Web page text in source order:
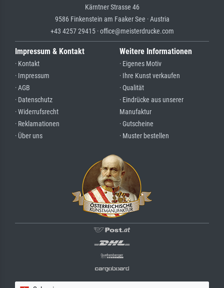
Kärntner Strasse 46
9586 Finkenstein am Faaker See · Austria
+43 4257 29415 · office@meisterdrucke.com
Impressum & Kontakt
· Kontakt
· Impressum
· AGB
· Datenschutz
· Widerrufsrecht
· Reklamationen
· Über uns
Weitere Informationen
· Eigenes Motiv
· Ihre Kunst verkaufen
· Qualität
· Eindrücke aus unserer
Manufaktur
· Gutscheine
· Muster bestellen